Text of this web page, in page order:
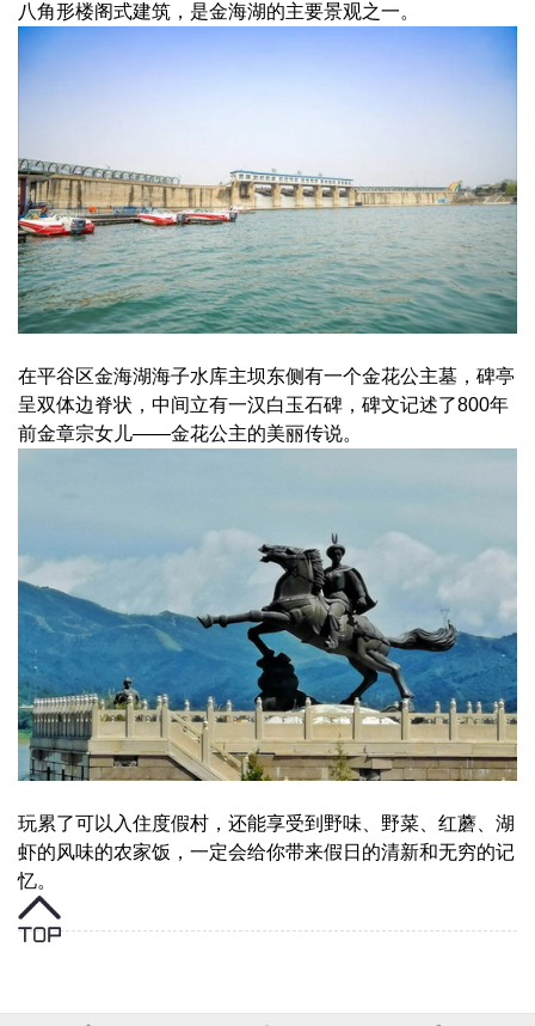
八角形楼阁式建筑，是金海湖的主要景观之一。
在平谷区金海湖海子水库主坝东侧有一个金花公主墓，碑亭
呈双体边脊状，中间立有一汉白玉石碑，碑文记述了800年
前金章宗女儿——金花公主的美丽传说。
玩累了可以入住度假村，还能享受到野味、野菜、红蘑、湖
虾的风味的农家饭，一定会给你带来假日的清新和无穷的记
忆。